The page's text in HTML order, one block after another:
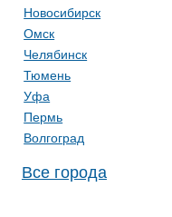
Новосибирск
Омск
Челябинск
Тюмень
Уфа
Пермь
Волгоград
Все города